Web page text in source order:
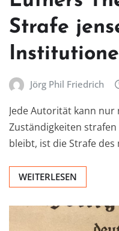
Strafe
Jörg Phil Friedrich
Jede Autorität kann nur
Zuständigkeiten strafen
bleibt, ist die Strafe des
WEITERLESEN